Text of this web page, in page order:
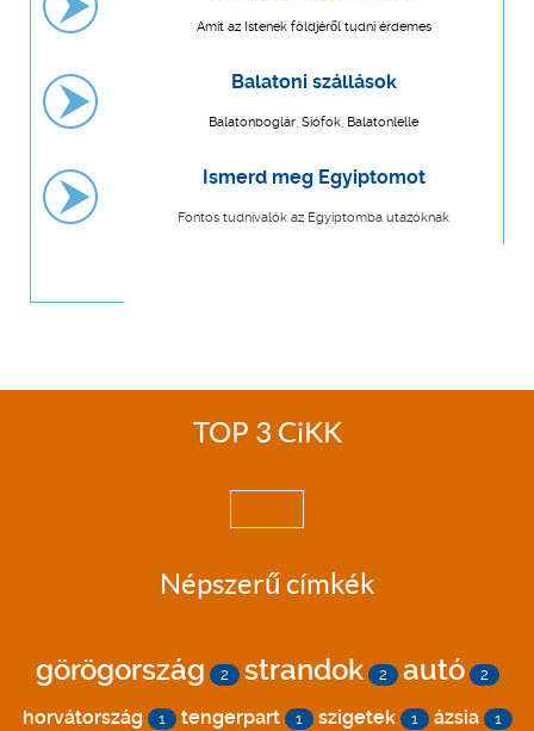
Amit az Istenek földjéről tudni érdemes
Balatoni szállások
Balatonboglár, Siófok, Balatonlelle
Ismerd meg Egyiptomot
Fontos tudnivalók az Egyiptomba utazóknak
TOP 3 CiKK
Népszerű címkék
görögország 2 strandok 2 autó 2
horvátország 1 tengerpart 1 szigetek 1 ázsia 1